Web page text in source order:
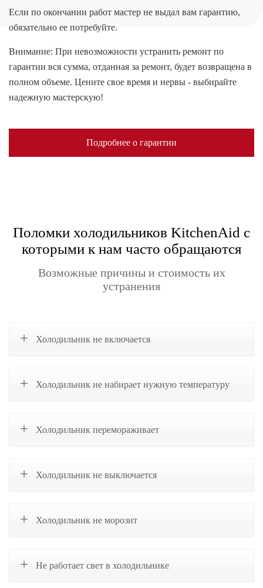
Если по окончании работ мастер не выдал вам гарантию,
обязательно ее потребуйте.
Внимание: При невозможности устранить ремонт по
гарантии вся сумма, отданная за ремонт, будет возвращена в
полном объеме. Цените свое время и нервы - выбирайте
надежную мастерскую!
Подробнее о гарантии
Поломки холодильников KitchenAid с
которыми к нам часто обращаются
Возможные причины и стоимость их
устранения
Холодильник не включается
Холодильник не набирает нужную температуру
Холодильник перемораживает
Холодильник не выключается
Холодильник не морозит
Не работает свет в холодильнике